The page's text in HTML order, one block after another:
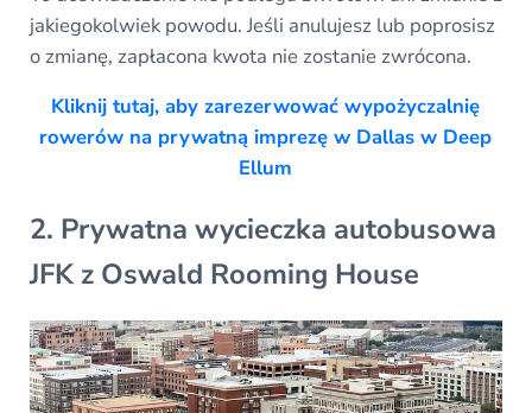
jakiegokolwiek powodu. Jeśli anulujesz lub poprosisz
o zmianę, zapłacona kwota nie zostanie zwrócona.
Kliknij tutaj, aby zarezerwować wypożyczalnię
rowerów na prywatną imprezę w Dallas w Deep
Ellum
2. Prywatna wycieczka autobusowa
JFK z Oswald Rooming House